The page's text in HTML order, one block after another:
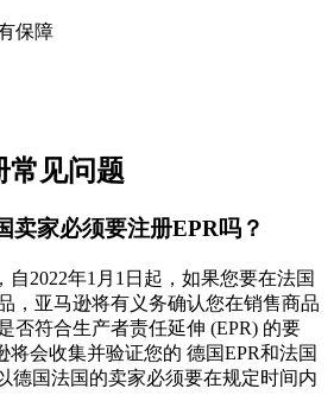
保障
常见问题
卖家必须要注册EPR吗？
自2022年1月1日起，如果您要在法国
，亚马逊将有义务确认您在销售商品
否符合生产者责任延伸 (EPR) 的要
将会收集并验证您的 德国EPR和法国
德国法国的卖家必须要在规定时间内